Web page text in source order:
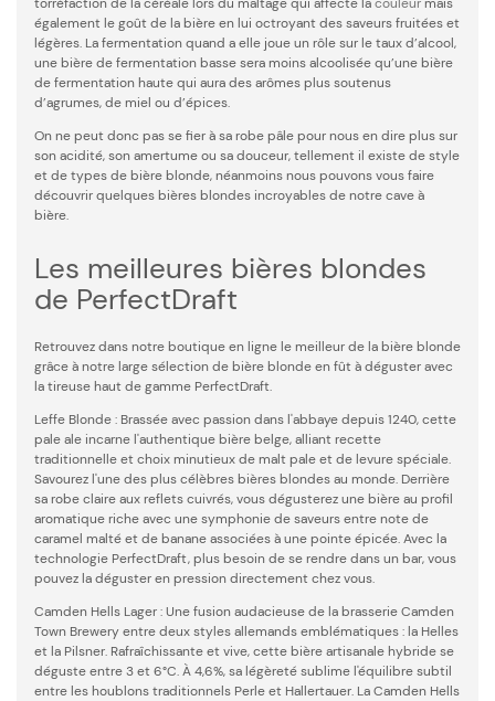
également le goût de la bière en lui octroyant des saveurs fruitées et
légères. La fermentation quand a elle joue un rôle sur le taux d’alcool,
une bière de fermentation basse sera moins alcoolisée qu’une bière
de fermentation haute qui aura des arômes plus soutenus
d’agrumes, de miel ou d’épices.
On ne peut donc pas se fier à sa robe pâle pour nous en dire plus sur
son acidité, son amertume ou sa douceur, tellement il existe de style
et de types de bière blonde, néanmoins nous pouvons vous faire
découvrir quelques bières blondes incroyables de notre cave à
bière.
Les meilleures bières blondes
de PerfectDraft
Retrouvez dans notre boutique en ligne le meilleur de la bière blonde
grâce à notre large sélection de bière blonde en fût à déguster avec
la tireuse haut de gamme PerfectDraft.
Leffe Blonde : Brassée avec passion dans l'abbaye depuis 1240, cette
pale ale incarne l'authentique bière belge, alliant recette
traditionnelle et choix minutieux de malt pale et de levure spéciale.
Savourez l'une des plus célèbres bières blondes au monde. Derrière
sa robe claire aux reflets cuivrés, vous dégusterez une bière au profil
aromatique riche avec une symphonie de saveurs entre note de
caramel malté et de banane associées à une pointe épicée. Avec la
technologie PerfectDraft, plus besoin de se rendre dans un bar, vous
pouvez la déguster en pression directement chez vous.
Camden Hells Lager : Une fusion audacieuse de la brasserie Camden
Town Brewery entre deux styles allemands emblématiques : la Helles
et la Pilsner. Rafraîchissante et vive, cette bière artisanale hybride se
déguste entre 3 et 6°C. À 4,6%, sa légèreté sublime l'équilibre subtil
entre les houblons traditionnels Perle et Hallertauer. La Camden Hells